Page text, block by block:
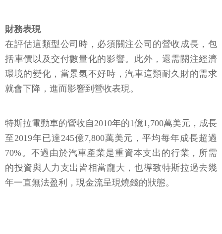
財務表現
在評估這類型公司時，必須關注公司的營收成長，包
括車價以及交付數量化的影響。此外，還需關注經濟
環境的變化，當景氣不好時，汽車這類耐久財的需求
就會下降，進而影響到營收表現。
特斯拉電動車的營收自2010年的1億1,700萬美元，成長
至2019年已達245億7,800萬美元，平均每年成長超過
70%。不過由於汽車產業是重資本支出的行業，所需
的投資與人力支出皆相當龐大，也導致特斯拉過去幾
年一直無法盈利，現金流呈現燒錢的狀態。